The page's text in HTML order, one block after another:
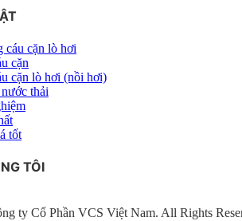
cáu cặn lò hơi
cặn
cặn lò hơi (nồi hơi)
thải
tốt
TÔI
ty Cổ Phần VCS Việt Nam. All Rights